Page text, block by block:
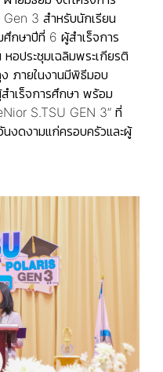
Gen 3 สำหรับนักเรียน
กษาปีที่ 6 ผู้สำเร็จการ
ประชุมเฉลิมพระเกียรติ
ภายในงานมีพิธีมอบ
ำเร็จการศึกษา พร้อม
S.TSU GEN 3” ที่
นงดงามแก่ครอบครัวและผู้